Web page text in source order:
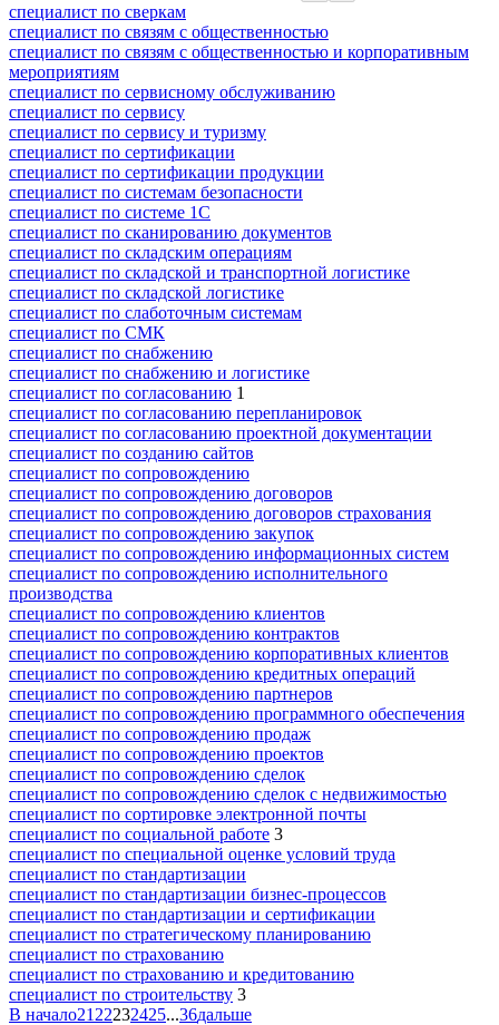
специалист по сверкам
специалист по связям с общественностью
специалист по связям с общественностью и корпоративным
мероприятиям
специалист по сервисному обслуживанию
специалист по сервису
специалист по сервису и туризму
специалист по сертификации
специалист по сертификации продукции
специалист по системам безопасности
специалист по системе 1С
специалист по сканированию документов
специалист по складским операциям
специалист по складской и транспортной логистике
специалист по складской логистике
специалист по слаботочным системам
специалист по СМК
специалист по снабжению
специалист по снабжению и логистике
специалист по согласованию 1
специалист по согласованию перепланировок
специалист по согласованию проектной документации
специалист по созданию сайтов
специалист по сопровождению
специалист по сопровождению договоров
специалист по сопровождению договоров страхования
специалист по сопровождению закупок
специалист по сопровождению информационных систем
специалист по сопровождению исполнительного
производства
специалист по сопровождению клиентов
специалист по сопровождению контрактов
специалист по сопровождению корпоративных клиентов
специалист по сопровождению кредитных операций
специалист по сопровождению партнеров
специалист по сопровождению программного обеспечения
специалист по сопровождению продаж
специалист по сопровождению проектов
специалист по сопровождению сделок
специалист по сопровождению сделок с недвижимостью
специалист по сортировке электронной почты
специалист по социальной работе 3
специалист по специальной оценке условий труда
специалист по стандартизации
специалист по стандартизации бизнес-процессов
специалист по стандартизации и сертификации
специалист по стратегическому планированию
специалист по страхованию
специалист по страхованию и кредитованию
специалист по строительству 3
В начало21 22232425...36дальше